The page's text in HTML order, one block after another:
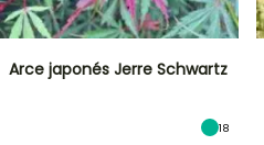
Arce japonés Jerre Schwartz
18